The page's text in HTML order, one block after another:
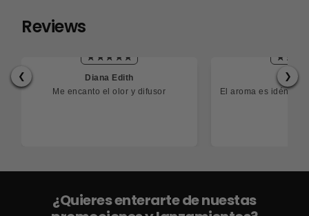
Reviews
❮ ❯
Diana Edith
Me encanto el olor y difusor
El aroma es idéntico,
¿Quieres enterarte de nuestas